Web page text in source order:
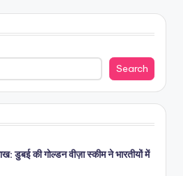
Search
डुबई की गोल्डन वीज़ा स्कीम ने भारतीयों में